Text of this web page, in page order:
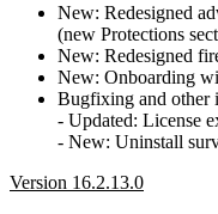
New: Redesigned
(new Protections
New: Redesigned
New: Onboarding
Bugfixing and other
- Updated: License
- New: Uninstall
Version 16.2.13.0